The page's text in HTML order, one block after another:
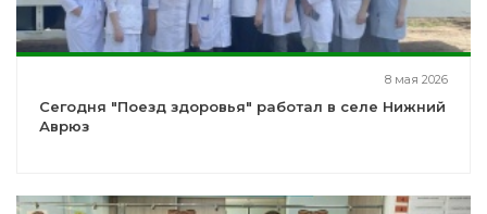
8 мая 2026
Сегодня "Поезд здоровья" работал в селе Нижний
Аврюз